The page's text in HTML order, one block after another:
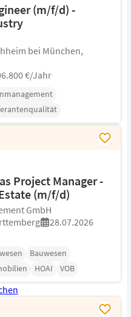
(m/f/d) -
bei München,
€/Jahr
Project Manager -
(m/f/d)
GmbH
28.07.2026
Bauwesen
HOAI VOB